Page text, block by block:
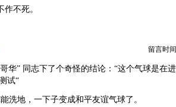
作不死。
留言时
华” 同志下了个奇怪的结论：“这个气球是在
试“
洗地，一下子变成和平友谊气球了。